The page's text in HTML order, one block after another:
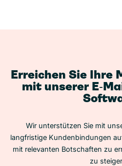
Erreichen Sie Ihre
mit unserer
Wir unterstützen Sie mit
langfristige Kundenbindungen
mit relevanten Botschaften zu
zu